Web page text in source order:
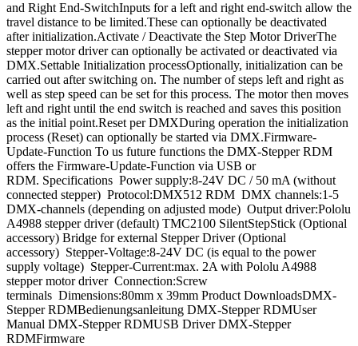
and Right End-SwitchInputs for a left and right end-switch allow the
travel distance to be limited.These can optionally be deactivated
after initialization.Activate / Deactivate the Step Motor DriverThe
stepper motor driver can optionally be activated or deactivated via
DMX.Settable Initialization processOptionally, initialization can be
carried out after switching on. The number of steps left and right as
well as step speed can be set for this process. The motor then moves
left and right until the end switch is reached and saves this position
as the initial point.Reset per DMXDuring operation the initialization
process (Reset) can optionally be started via DMX.Firmware-
Update-Function To us future functions the DMX-Stepper RDM
offers the Firmware-Update-Function via USB or
RDM. Specifications Power supply:8-24V DC / 50 mA (without
connected stepper) Protocol:DMX512 RDM DMX channels:1-5
DMX-channels (depending on adjusted mode) Output driver:Pololu
A4988 stepper driver (default) TMC2100 SilentStepStick (Optional
accessory) Bridge for external Stepper Driver (Optional
accessory) Stepper-Voltage:8-24V DC (is equal to the power
supply voltage) Stepper-Current:max. 2A with Pololu A4988
stepper motor driver Connection:Screw
terminals Dimensions:80mm x 39mm Product DownloadsDMX-
Stepper RDMBedienungsanleitung DMX-Stepper RDMUser
Manual DMX-Stepper RDMUSB Driver DMX-Stepper
RDMFirmware